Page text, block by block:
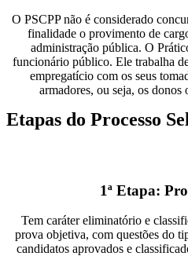
O PSCPP não é considerado
finalidade o provimento de
administração pública. O
funcionário público. Ele trabalha
empregatício com os seus
armadores, ou seja, os donos
Etapas do Processo
1ª Etapa:
Tem caráter eliminatório e
prova objetiva, com questões do
candidatos aprovados e